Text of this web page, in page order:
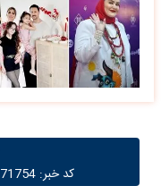
کد خبر: 271754